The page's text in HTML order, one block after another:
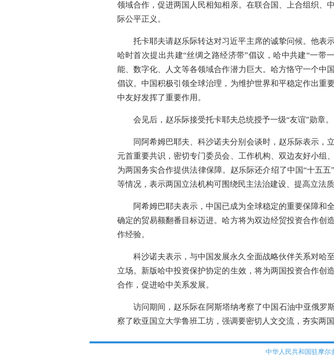
领域合作，促进两国人民相知相亲。在联合国、上合组织、
际公平正义。
托卡耶夫请赵乐际转达对习近平主席的诚挚问候。他表
哈时首次提出共建“丝绸之路经济带”倡议，哈中共建“一
能、数字化、人文等各领域合作潜力巨大。哈方恪守一个中
倡议。中国积极引领全球治理，为维护世界和平稳定作出重
中友好发挥了重要作用。
会见后，赵乐际接受托卡耶夫总统授予一级“友谊”勋章。
同阿希姆巴耶夫、科沙诺夫分别会谈时，赵乐际表示，
元首重要共识，密切专门委员会、工作机构、双边友好小组
为两国务实合作提供法律保障。赵乐际还介绍了中国“十五
等情况，表示两国立法机构可围绕民主法治建设、提高立法
阿希姆巴耶夫表示，中国已成为全球稳定的重要保障和
确定的贸易额翻番目标迈进。哈方将为双边经贸投资合作创
作经验。
科沙诺夫表示，与中国发展永久全面战略伙伴关系对哈
立场。新版哈中投资保护协定的生效，将为两国投资合作创
合作，促进哈中关系发展。
访问期间，赵乐际在阿斯塔纳考察了中国石油中亚俄罗
察了欧亚国立大学鲁班工坊，强调要密切人文交流，夯实两国
中华人民共和国驻摩尔